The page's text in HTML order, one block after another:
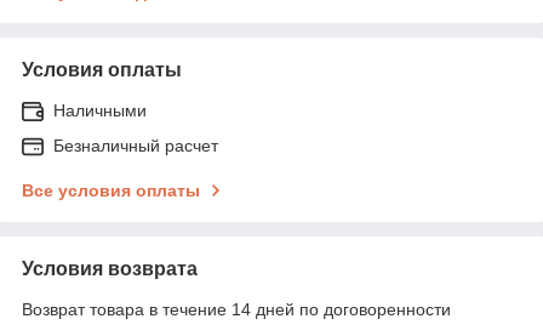
Условия оплаты
Наличными
Безналичный расчет
Все условия оплаты
Условия возврата
Возврат товара в течение 14 дней по договоренности